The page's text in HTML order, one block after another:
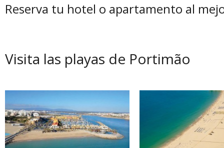
Reserva tu hotel o apartamento al
Visita las playas de Portimão